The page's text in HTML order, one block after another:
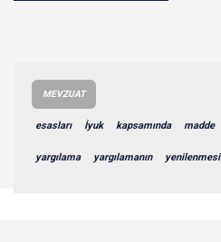
MEVZUAT
esasları İyuk kapsamında madde
yargılama yargılamanın yenilenmesi